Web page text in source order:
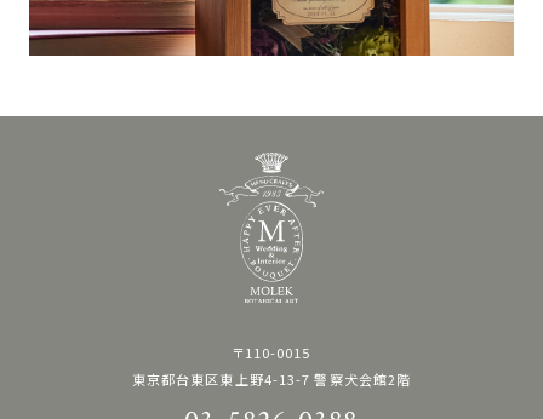
〒110-0015
東京都台東区東上野4-13-7 警察犬会館2階